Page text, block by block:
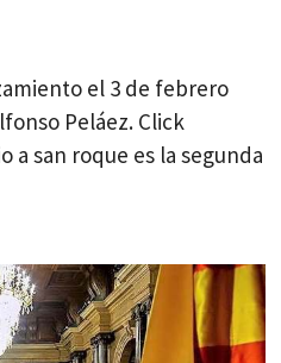
el 3 de febrero
Peláez. Click
a san roque es la segunda